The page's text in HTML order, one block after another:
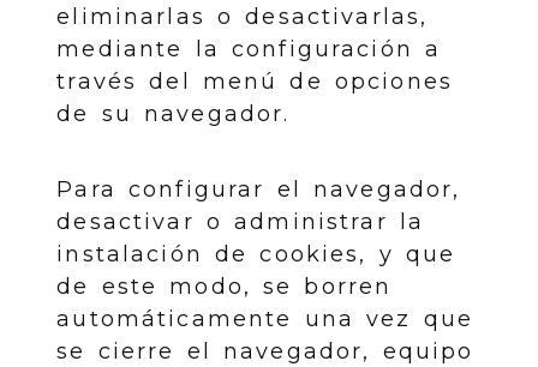
eliminarlas o desactivarlas,
mediante la configuración a
través del menú de opciones
de su navegador.
Para configurar el navegador,
desactivar o administrar la
instalación de cookies, y que
de este modo, se borren
automáticamente una vez que
se cierre el navegador, equipo